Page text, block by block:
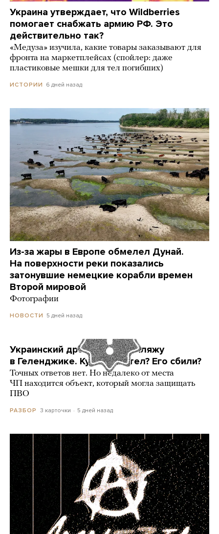
Украина утверждает, что Wildberries
помогает снабжать армию РФ. Это
действительно так?
«Медуза» изучила, какие товары заказывают для
фронта на маркетплейсах (спойлер: даже
пластиковые мешки для тел погибших)
ИСТОРИИ 6 дней назад
Из-за жары в Европе обмелел Дунай.
На поверхности реки показались
затонувшие немецкие корабли времен
Второй мировой
Фотографии
НОВОСТИ 5 дней назад
Украинский дрон попал по пляжу
в Геленджике. Куда он летел? Его сбили?
Точных ответов нет. Но недалеко от места
ЧП находится объект, который могла защищать
ПВО
РАЗБОР 3 карточки 5 дней назад